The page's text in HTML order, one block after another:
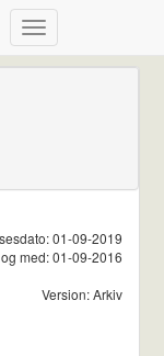
01-09-2019
med: 01-09-2016
Version: Arkiv